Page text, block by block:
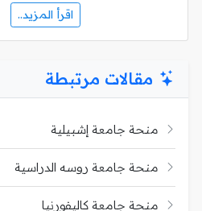
اقرأ المزيد..
مقالات مرتبطة
منحة جامعة إشبيلية
منحة جامعة روسه الدراسية
منحة جامعة كاليفورنيا